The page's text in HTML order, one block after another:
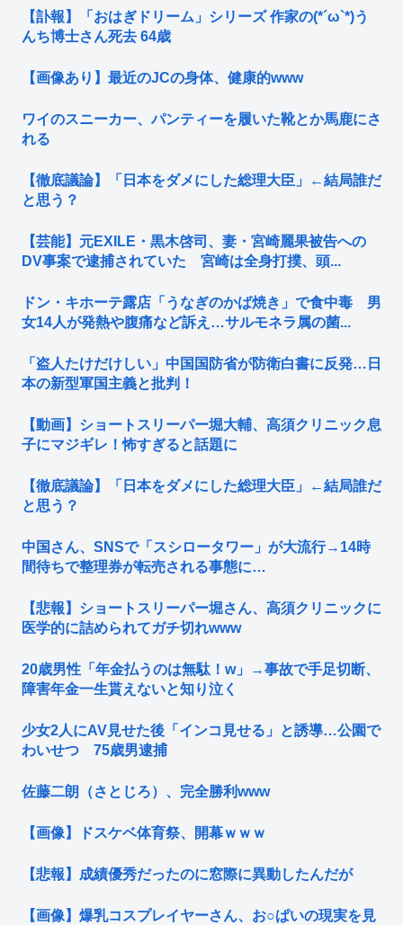
【訃報】「おはぎドリーム」シリーズ 作家の(*´ω`*)う
んち博士さん死去 64歳
【画像あり】最近のJCの身体、健康的www
ワイのスニーカー、パンティーを履いた靴とか馬鹿にさ
れる
【徹底議論】「日本をダメにした総理大臣」←結局誰だ
と思う？
【芸能】元EXILE・黒木啓司、妻・宮崎麗果被告への
DV事案で逮捕されていた 宮崎は全身打撲、頭...
ドン・キホーテ露店「うなぎのかば焼き」で食中毒 男
女14人が発熱や腹痛など訴え…サルモネラ属の菌...
「盗人たけだけしい」中国国防省が防衛白書に反発…日
本の新型軍国主義と批判！
【動画】ショートスリーパー堀大輔、高須クリニック息
子にマジギレ！怖すぎると話題に
【徹底議論】「日本をダメにした総理大臣」←結局誰だ
と思う？
中国さん、SNSで「スシロータワー」が大流行→14時
間待ちで整理券が転売される事態に…
【悲報】ショートスリーパー堀さん、高須クリニックに
医学的に詰められてガチ切れwww
20歳男性「年金払うのは無駄！w」→事故で手足切断、
障害年金一生貰えないと知り泣く
少女2人にAV見せた後「インコ見せる」と誘導…公園で
わいせつ 75歳男逮捕
佐藤二朗（さとじろ）、完全勝利www
【画像】ドスケベ体育祭、開幕ｗｗｗ
【悲報】成績優秀だったのに窓際に異動したんだが
【画像】爆乳コスプレイヤーさん、お○ぱいの現実を見